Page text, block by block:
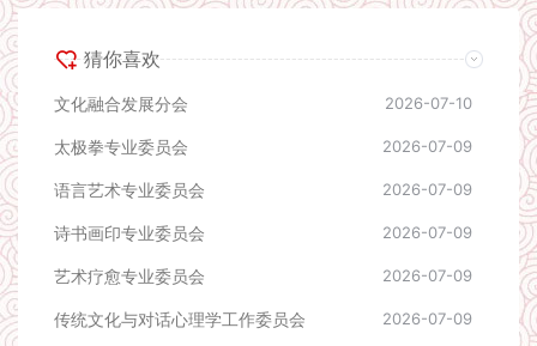
猜你喜欢
文化融合发展分会 2026-07-10
太极拳专业委员会 2026-07-09
语言艺术专业委员会 2026-07-09
诗书画印专业委员会 2026-07-09
艺术疗愈专业委员会 2026-07-09
传统文化与对话心理学工作委员会 2026-07-09